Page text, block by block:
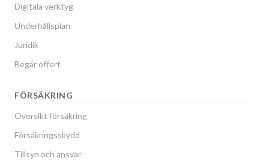
Digitala verktyg
Underhållsplan
Juridik
Begär offert
FÖRSÄKRING
Översikt försäkring
Försäkringsskydd
Tillsyn och ansvar